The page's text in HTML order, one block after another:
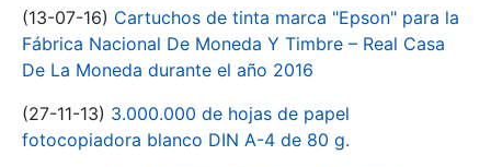
(13-07-16) Cartuchos de tinta marca "Epson" para la
Fábrica Nacional De Moneda Y Timbre – Real Casa
De La Moneda durante el año 2016
(27-11-13) 3.000.000 de hojas de papel
fotocopiadora blanco DIN A-4 de 80 g.